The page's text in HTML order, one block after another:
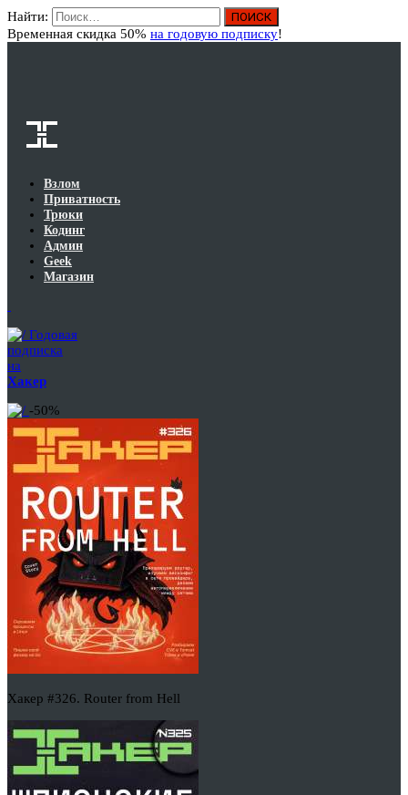
Найти:
Временная скидка 50% на годовую подписку!
Взлом
Приватность
Трюки
Кодинг
Админ
Geek
Магазин
Годовая
подписка
на
Хакер
-50%
Хакер #326. Router from Hell